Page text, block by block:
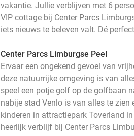
vakantie. Jullie verblijven met 6
VIP cottage bij Center Parcs
iets nieuws te beleven valt. Dé
Center Parcs Limburgse Peel
Ervaar een ongekend gevoel van
deze natuurrijke omgeving is van
speel een potje golf op de golfbaan
nabije stad Venlo is van alles te
kinderen in attractiepark Toverland
heerlijk verblijf bij Center Parcs